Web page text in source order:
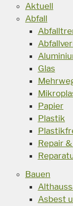
Aktuell
Abfall
Glas
Papier
Plastik
Repair
Bauen
Asbest